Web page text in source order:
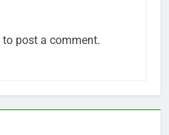
to post a comment.